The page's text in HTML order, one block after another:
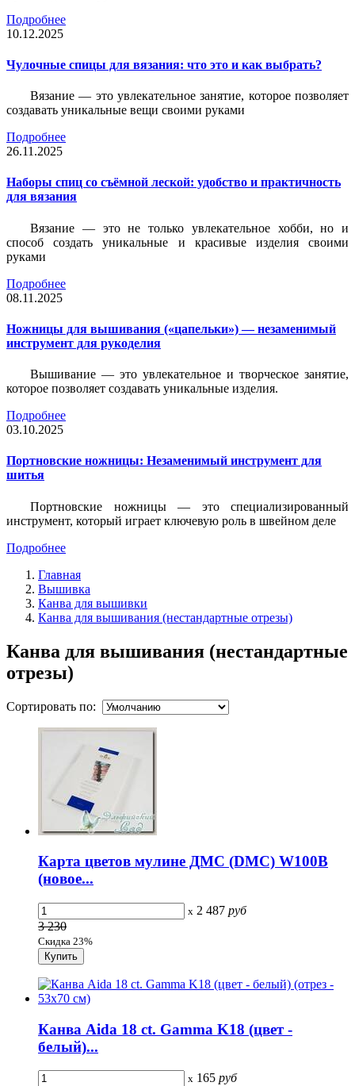
Подробнее
10.12.2025
Чулочные спицы для вязания: что это и как выбрать?
Вязание — это увлекательное занятие, которое позволяет
создавать уникальные вещи своими руками
Подробнее
26.11.2025
Наборы спиц со съёмной леской: удобство и практичность
для вязания
Вязание — это не только увлекательное хобби, но и
способ создать уникальные и красивые изделия своими
руками
Подробнее
08.11.2025
Ножницы для вышивания («цапельки») — незаменимый
инструмент для рукоделия
Вышивание — это увлекательное и творческое занятие,
которое позволяет создавать уникальные изделия.
Подробнее
03.10.2025
Портновские ножницы: Незаменимый инструмент для
шитья
Портновские ножницы — это специализированный
инструмент, который играет ключевую роль в швейном деле
Подробнее
Главная
Вышивка
Канва для вышивки
Канва для вышивания (нестандартные отрезы)
Канва для вышивания (нестандартные
отрезы)
Сортировать по:
Карта цветов мулине ДМС (DMC) W100B
(новое...
x 2 487 руб
3 230
Скидка 23%
Канва Aida 18 сt. Gamma K18 (цвет -
белый)...
x 165 руб